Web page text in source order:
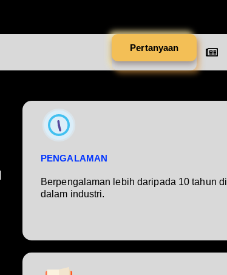
Pertanyaan
PENGALAMAN
Berpengalaman lebih daripada 10 tahun di
dalam industri.